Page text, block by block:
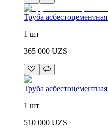
Труба
1 шт
365 000 UZS
Труба
1 шт
510 000 UZS